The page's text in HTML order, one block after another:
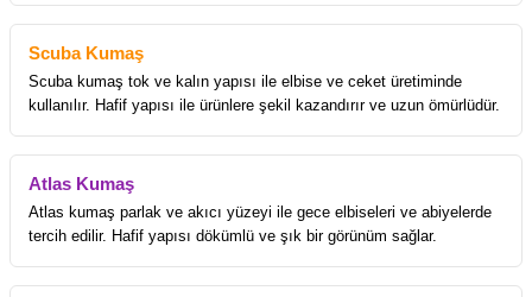
Scuba Kumaş
Scuba kumaş tok ve kalın yapısı ile elbise ve ceket üretiminde
kullanılır. Hafif yapısı ile ürünlere şekil kazandırır ve uzun ömürlüdür.
Atlas Kumaş
Atlas kumaş parlak ve akıcı yüzeyi ile gece elbiseleri ve abiyelerde
tercih edilir. Hafif yapısı dökümlü ve şık bir görünüm sağlar.